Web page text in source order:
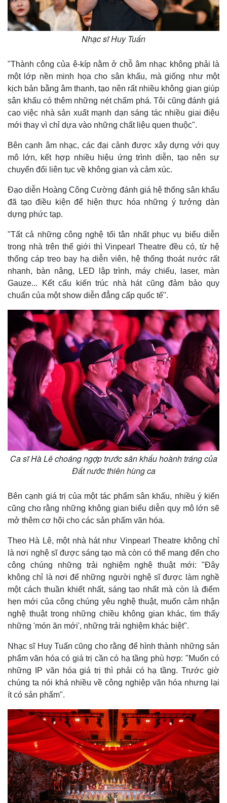
Pháp luật
Vụ án
Quân sự - Quốc phòng
Vũ khí
Việt Nam
Phân tích
Nhạc sĩ Huy Tuấn
"Thành công của ê-kíp nằm ở chỗ âm nhạc không phải là
một lớp nền minh họa cho sân khấu, mà giống như một
kịch bản bằng âm thanh, tạo nên rất nhiều không gian giúp
sân khấu có thêm những nét chấm phá. Tôi cũng đánh giá
cao việc nhà sản xuất mạnh dạn sáng tác nhiều giai điệu
mới thay vì chỉ dựa vào những chất liệu quen thuộc".
Bên cạnh âm nhạc, các đại cảnh được xây dựng với quy
mô lớn, kết hợp nhiều hiệu ứng trình diễn, tạo nên sự
chuyển đổi liên tục về không gian và cảm xúc.
Đạo diễn Hoàng Công Cường đánh giá hệ thống sân khấu
đã tạo điều kiện để hiện thực hóa những ý tưởng dàn
dựng phức tạp.
"Tất cả những công nghệ tối tân nhất phục vụ biểu diễn
trong nhà trên thế giới thì Vinpearl Theatre đều có, từ hệ
thống cáp treo bay hạ diễn viên, hệ thống thoát nước rất
nhanh, bàn nâng, LED lập trình, máy chiếu, laser, màn
Gauze... Kết cấu kiến trúc nhà hát cũng đảm bảo quy
chuẩn của một show diễn đẳng cấp quốc tế".
Ca sĩ Hà Lê choáng ngợp trước sân khấu hoành tráng của
Đất nước thiên hùng ca
Bên cạnh giá trị của một tác phẩm sân khấu, nhiều ý kiến
cũng cho rằng những không gian biểu diễn quy mô lớn sẽ
mở thêm cơ hội cho các sản phẩm văn hóa.
Theo Hà Lê, một nhà hát như Vinpearl Theatre không chỉ
là nơi nghệ sĩ được sáng tạo mà còn có thể mang đến cho
công chúng những trải nghiệm nghệ thuật mới: "Đây
không chỉ là nơi để những người nghệ sĩ được làm nghề
một cách thuần khiết nhất, sáng tạo nhất mà còn là điểm
hẹn mới của công chúng yêu nghệ thuật, muốn cảm nhận
nghệ thuật trong những chiều không gian khác, tìm thấy
những 'món ăn mới', những trải nghiệm khác biệt".
Nhạc sĩ Huy Tuấn cũng cho rằng để hình thành những sản
phẩm văn hóa có giá trị cần có hạ tầng phù hợp: "Muốn có
những IP văn hóa giá trị thì phải có hạ tầng. Trước giờ
chúng ta nói khá nhiều về công nghiệp văn hóa nhưng lại
ít có sản phẩm".